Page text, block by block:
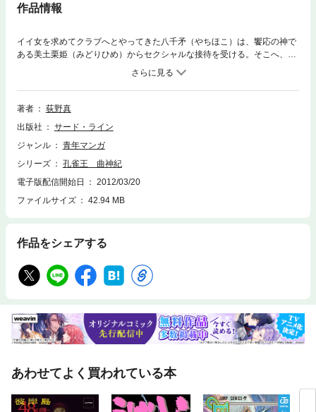
作品情報
イイ女を求めてクラブへとやってきた八千矛（やちほこ）は、饗応の神で
ある美土栗姫（みどりひめ）からセクシャルな接待を受ける。そこへ、包
帯だらけの奇禍神（きかがみ）がやってきて、八千矛を叩きのめすのだ
が……!? 一方、大宣都比（おおげつひめ）が経営する芸能プロに所属す
る新人ダンサー・高野月子（たかの・つきこ）の動画を見つけた孔雀（く
じゃく）は、彼女がかつての仲間・月読（つくよみ）だと確信して……!?
著者
荻野真
出版社
サード・ライン
ジャンル
青年マンガ
シリーズ
孔雀王 曲神紀
電子版配信開始日
2012/03/20
ファイルサイズ
42.94 MB
作品をシェアする
あわせてよく買われている本